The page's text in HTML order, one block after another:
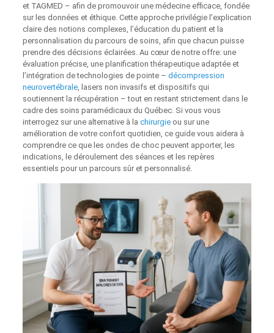
et TAGMED – afin de promouvoir une médecine efficace, fondée
sur les données et éthique. Cette approche privilégie l’explication
claire des notions complexes, l’éducation du patient et la
personnalisation du parcours de soins, afin que chacun puisse
prendre des décisions éclairées. Au cœur de notre offre: une
évaluation précise, une planification thérapeutique adaptée et
l’intégration de technologies de pointe – décompression
neurovertébrale, lasers non invasifs et dispositifs qui
soutiennent la récupération – tout en restant strictement dans le
cadre des soins paramédicaux du Québec. Si vous vous
interrogez sur une alternative à la chirurgieou sur une
amélioration de votre confort quotidien, ce guide vous aidera à
comprendre ce que les ondes de choc peuvent apporter, les
indications, le déroulement des séances et les repères
essentiels pour un parcours sûr et personnalisé.